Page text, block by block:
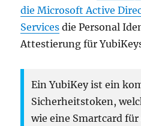
die Microsoft Active
Services die Personal
Attestierung für
Ein YubiKey ist ein
Sicherheitstoken,
wie eine Smartcard für